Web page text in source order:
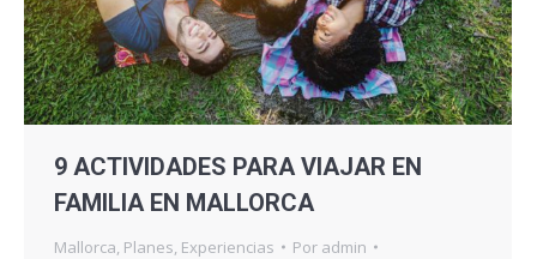
9 ACTIVIDADES PARA VIAJAR EN
FAMILIA EN MALLORCA
Mallorca Planes Experiencias Por admin